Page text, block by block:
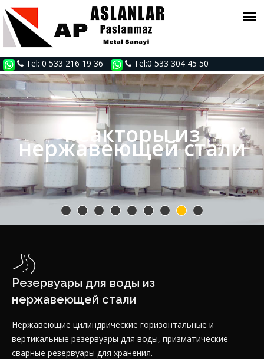
Tel: 0 533 216 19 36 Tel:0 533 304 45 50
Реакторы из
нержавеющей стали
Резервуары для воды из
нержавеющей стали
Нержавеющие цилиндрические горизонтальные и
вертикальные резервуары для воды, призматические
сварные резервуары для хранения.